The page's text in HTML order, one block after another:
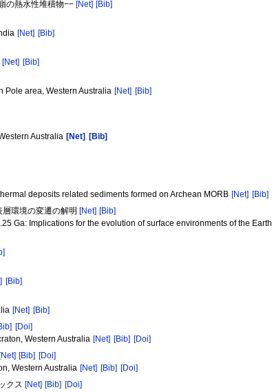
の熱水性堆積物−−[Net] [Bib]
[Net] [Bib]
[Net] [Bib]
Pole area, Western Australia [Net] [Bib]
Australia [Net] [Bib]
deposits related sediments formed on Archean MORB [Net] [Bib]
環境の変遷の解明 [Net] [Bib]
Ga: Implications for the evolution of surface environments of the Earth
[Bib]
[Net] [Bib]
[Doi]
Western Australia [Net] [Bib] [Doi]
[Net] [Bib] [Doi]
Western Australia [Net] [Bib] [Doi]
クス [Net] [Bib] [Doi]